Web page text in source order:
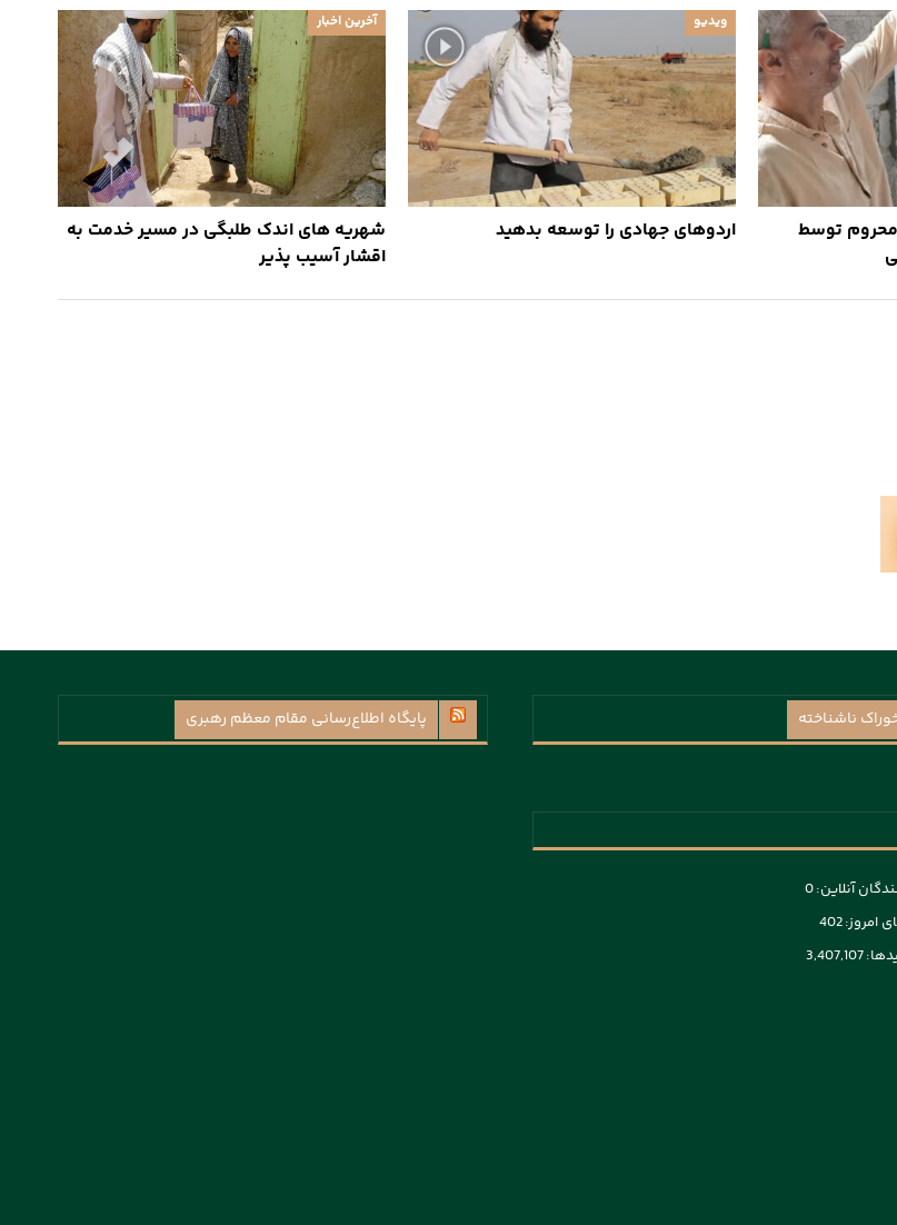
محروم توسط
ویدیو
اردوهای جهادی را توسعه بدهید
آخرین اخبار
شهریه های اندک طلبگی در مسیر خدمت به
اقشار آسیب پذیر
ناشناخته
آنلاین:0
امروز:402
3,407,107
پايگاه اطلاع‌رسانی مقام معظم رهبری